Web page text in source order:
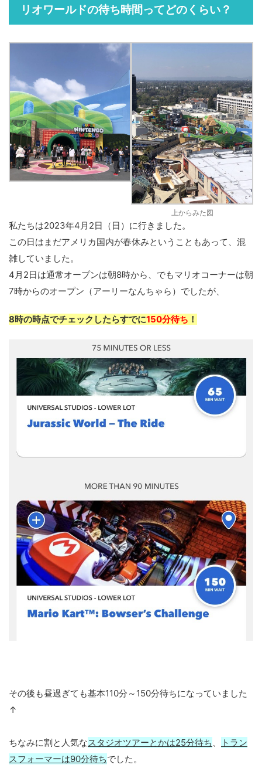
リオワールドの待ち時間ってどのくらい？
上からみた図
私たちは2023年4月2日（日）に行きました。
この日はまだアメリカ国内が春休みということもあって、混
雑していました。
4月2日は通常オープンは朝8時から、でもマリオコーナーは朝
7時からのオープン（アーリーなんちゃら）でしたが、
8時の時点でチェックしたらすでに150分待ち ！
その後も昼過ぎても基本110分～150分待ちになっていました
↑
ちなみに割と人気なスタジオツアーとかは25分待ち 、
トラン
スフォーマーは90分待ちでした。